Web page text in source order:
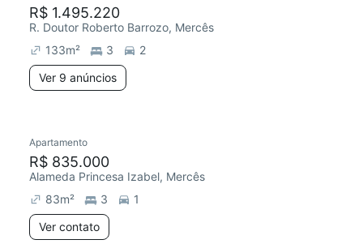
R$ 1.495.220
R. Doutor Roberto Barrozo, Mercês
133m² 3
2
Ver 9 anúncios
Apartamento
R$ 835.000
Alameda Princesa Izabel, Mercês
83m² 3
1
Ver contato